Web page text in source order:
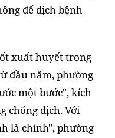
để dịch bệnh
xuất huyết trong
đầu năm, phường
một bước", kích
chống dịch. Với
là chính", phường